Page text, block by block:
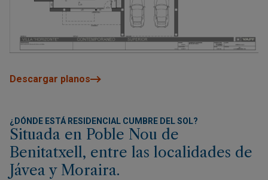
Descargar planos
¿DÓNDE ESTÁ RESIDENCIAL CUMBRE DEL SOL?
Situada en Poble Nou de
Benitatxell, entre las localidades de
Jávea y Moraira.